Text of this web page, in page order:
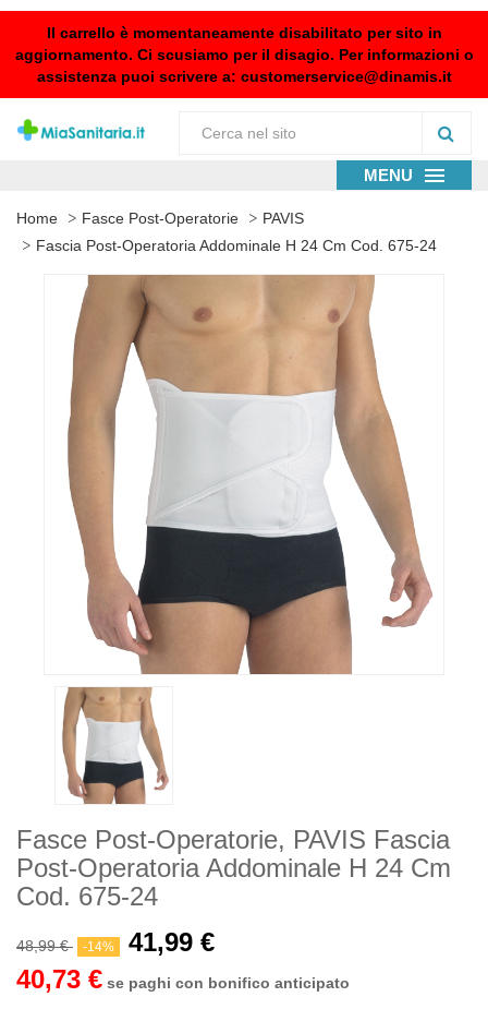
Il carrello è momentaneamente disabilitato per sito in
aggiornamento. Ci scusiamo per il disagio. Per informazioni o
assistenza puoi scrivere a: customerservice@dinamis.it
MENU
Home Fasce Post-Operatorie
PAVIS
Fascia Post-Operatoria Addominale H 24 Cm Cod. 675-24
Fasce Post-Operatorie, PAVIS Fascia
Post-Operatoria Addominale H 24 Cm
Cod. 675-24
48,99 € -14%
41,99 €
40,73 € se paghi con bonifico anticipato